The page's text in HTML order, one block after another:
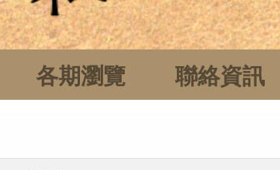
各期瀏覽 聯絡資訊